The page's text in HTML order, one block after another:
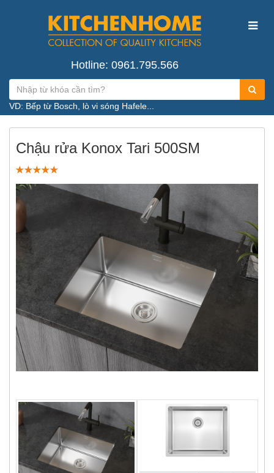
Hotline: 0961.795.566
VD: Bếp từ Bosch, lò vi sóng Hafele...
Chậu rửa Konox Tari 500SM